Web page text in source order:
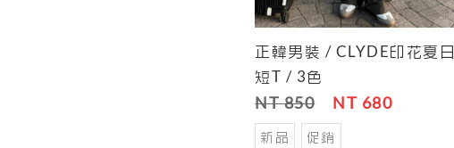
Cart
正韓男裝 / CLYDE印花夏日
短T / 3色
NT 850 NT 680
新品 促銷